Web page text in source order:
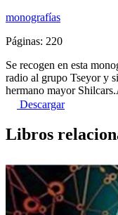
monografías
Páginas: 220
Se recogen en esta
radio al grupo Tseyor y
hermano mayor
Descargar
Libros